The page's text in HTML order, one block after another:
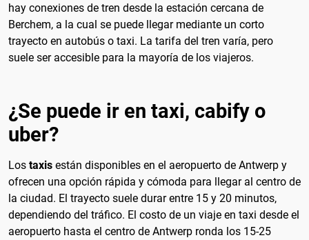
hay conexiones de tren desde la estación cercana de
Berchem, a la cual se puede llegar mediante un corto
trayecto en autobús o taxi. La tarifa del tren varía, pero
suele ser accesible para la mayoría de los viajeros.
¿Se puede ir en taxi, cabify o
uber?
Los taxis están disponibles en el aeropuerto de Antwerp y
ofrecen una opción rápida y cómoda para llegar al centro de
la ciudad. El trayecto suele durar entre 15 y 20 minutos,
dependiendo del tráfico. El costo de un viaje en taxi desde el
aeropuerto hasta el centro de Antwerp ronda los 15-25